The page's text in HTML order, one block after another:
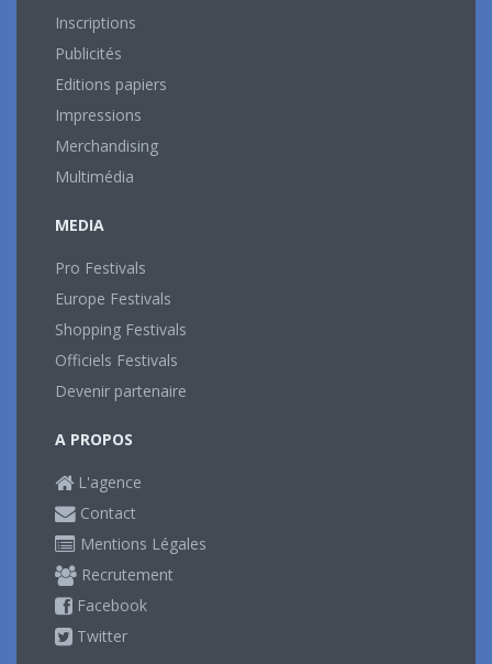
Inscriptions
Publicités
Editions papiers
Impressions
Merchandising
Multimédia
MEDIA
Pro Festivals
Europe Festivals
Shopping Festivals
Officiels Festivals
Devenir partenaire
A PROPOS
L'agence
Contact
Mentions Légales
Recrutement
Facebook
Twitter